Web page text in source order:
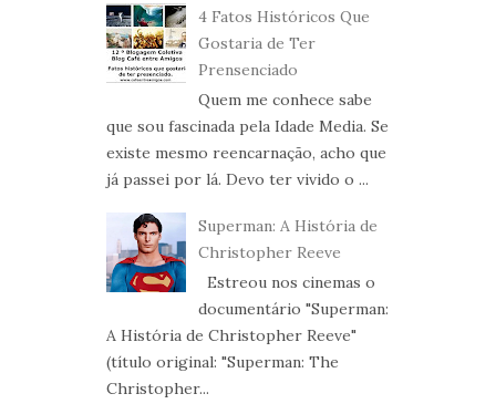
4 Fatos Históricos Que
Gostaria de Ter
Prensenciado
Quem me conhece sabe
que sou fascinada pela Idade Media. Se
existe mesmo reencarnação, acho que
já passei por lá. Devo ter vivido o ...
Superman: A História de
Christopher Reeve
Estreou nos cinemas o
documentário "Superman:
A História de Christopher Reeve"
(título original: "Superman: The
Christopher...